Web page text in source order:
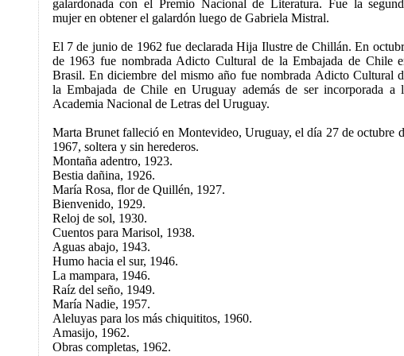
galardonada con el Premio Nacional de Literatura. Fue la
mujer en obtener el galardón luego de Gabriela Mistral.
El 7 de junio de 1962 fue declarada Hija Ilustre de Chillán. En
de 1963 fue nombrada Adicto Cultural de la Embajada de Chile
Brasil. En diciembre del mismo año fue nombrada Adicto Cultural
la Embajada de Chile en Uruguay además de ser incorporada a
Academia Nacional de Letras del Uruguay.
Marta Brunet falleció en Montevideo, Uruguay, el día 27 de octubre
1967, soltera y sin herederos.
Montaña adentro, 1923.
Bestia dañina, 1926.
María Rosa, flor de Quillén, 1927.
Bienvenido, 1929.
Reloj de sol, 1930.
Cuentos para Marisol, 1938.
Aguas abajo, 1943.
Humo hacia el sur, 1946.
La mampara, 1946.
Raíz del seño, 1949.
María Nadie, 1957.
Aleluyas para los más chiquititos, 1960.
Amasijo, 1962.
Obras completas, 1962.